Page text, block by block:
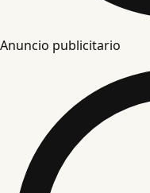
Anuncio publicitario